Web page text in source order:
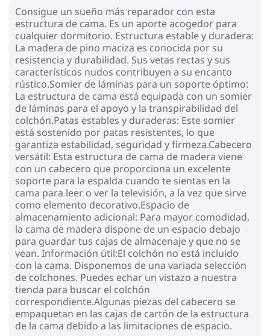
Consigue un sueño más reparador con esta
estructura de cama. Es un aporte acogedor para
cualquier dormitorio. Estructura estable y duradera:
La madera de pino maciza es conocida por su
resistencia y durabilidad. Sus vetas rectas y sus
característicos nudos contribuyen a su encanto
rústico.Somier de láminas para un soporte óptimo:
La estructura de cama está equipada con un somier
de láminas para el apoyo y la transpirabilidad del
colchón.Patas estables y duraderas: Este somier
está sostenido por patas resistentes, lo que
garantiza estabilidad, seguridad y firmeza.Cabecero
versátil: Esta estructura de cama de madera viene
con un cabecero que proporciona un excelente
soporte para la espalda cuando te sientas en la
cama para leer o ver la televisión, a la vez que sirve
como elemento decorativo.Espacio de
almacenamiento adicional: Para mayor comodidad,
la cama de madera dispone de un espacio debajo
para guardar tus cajas de almacenaje y que no se
vean. Información útil:El colchón no está incluido
con la cama. Disponemos de una variada selección
de colchones. Puedes echar un vistazo a nuestra
tienda para buscar el colchón
correspondiente.Algunas piezas del cabecero se
empaquetan en las cajas de cartón de la estructura
de la cama debido a las limitaciones de espacio.